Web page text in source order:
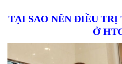
TẠI SAO NÊN ĐIỀU
Ở